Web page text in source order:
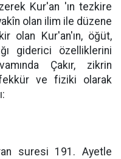
Kur'an 'ın tezkire
olan ilim ile düzene
olan Kur'an'ın, öğüt,
giderici özelliklerini
Çakır, zikrin
ve fiziki olarak
suresi 191. Ayetle